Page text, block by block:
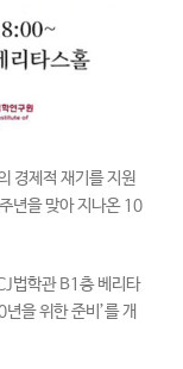
경제적 재기를 지원
년을 맞아 지나온 10
법학관 B1층 베리타
을 위한 준비’를 개